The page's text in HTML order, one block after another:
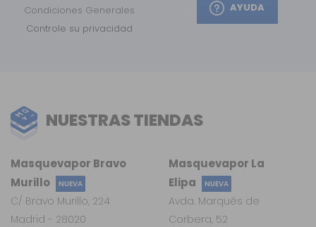
Condiciones Generales
Controle su privacidad
AYUDA
NUESTRAS TIENDAS
Masquevapor La
Elipa
NUEVA
Avda. Marqués de
Corbera, 52
Masquevapor Bravo
Murillo
NUEVA
C/ Bravo Murillo, 224
Madrid - 28020